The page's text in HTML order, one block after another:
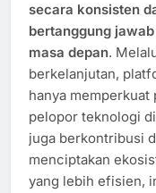
secara konsisten
bertanggung
masa depan.
berkelanjutan,
hanya memperkuat
pelopor teknologi
juga berkontribusi
menciptakan
yang lebih efisien,